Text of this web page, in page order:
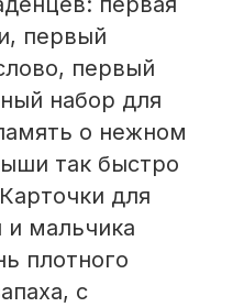
первый
первый
набор для
о нежном
так быстро
для
и мальчика
плотного
с